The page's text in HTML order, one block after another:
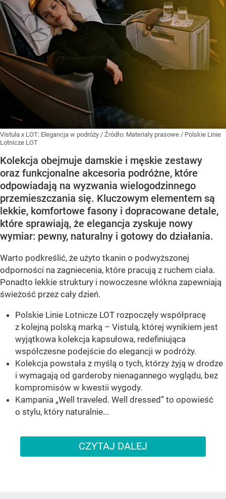
Vistula x LOT: Elegancja w podróży / Źródło: Materiały prasowe / Polskie Linie
Lotnicze LOT
Kolekcja obejmuje damskie i męskie zestawy
oraz funkcjonalne akcesoria podróżne, które
odpowiadają na wyzwania wielogodzinnego
przemieszczania się. Kluczowym elementem są
lekkie, komfortowe fasony i dopracowane detale,
które sprawiają, że elegancja zyskuje nowy
wymiar: pewny, naturalny i gotowy do działania.
Warto podkreślić, że użyto tkanin o podwyższonej
odporności na zagniecenia, które pracują z ruchem ciała.
Ponadto lekkie struktury i nowoczesne włókna zapewniają
świeżość przez cały dzień.
Polskie Linie Lotnicze LOT rozpoczęły współpracę
z kolejną polską marką – Vistulą, której wynikiem jest
wyjątkowa kolekcja kapsułowa, redefiniująca
współczesne podejście do elegancji w podróży.
Kolekcja powstała z myślą o tych, którzy żyją w drodze
i wymagają od garderoby nienagannego wyglądu, bez
kompromisów w kwestii wygody.
Kampania „Well traveled. Well dressed” to opowieść
o stylu, który naturalnie...
CZYTAJ DALEJ